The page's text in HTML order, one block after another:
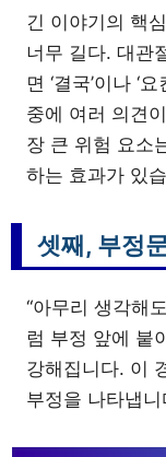
긴 이야기의 핵
너무 길다. 대관
면 ‘결국’이나 ‘
중에 여러 의견
장 큰 위험 요소
하는 효과가 있
셋째, 부정
“아무리 생각해
럼 부정 앞에 붙
강해집니다. 이
부정을 나타냅니